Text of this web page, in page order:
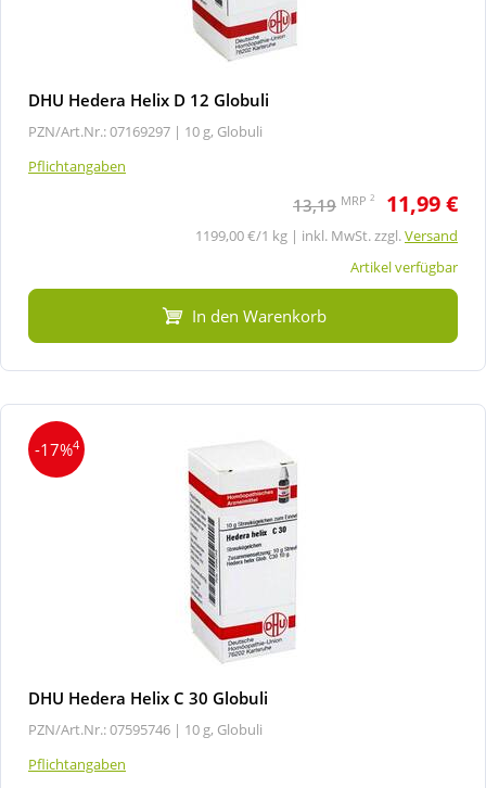
DHU Hedera Helix D 12 Globuli
PZN/Art.Nr.: 07169297 | 10 g, Globuli
Pflichtangaben
13,19 MRP 2 11,99 €
1199,00 €/1 kg | inkl. MwSt. zzgl.Versand
Artikel verfügbar
In den Warenkorb
-17%4
DHU Hedera Helix C 30 Globuli
PZN/Art.Nr.: 07595746 | 10 g, Globuli
Pflichtangaben